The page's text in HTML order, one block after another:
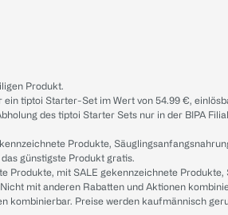
Produkt.
tiptoi Starter-Set im Wert von 54.99 €,
des tiptoi Starter Sets nur in der BIPA
Produkte,
günstigste Produkt gratis.
Produkte, mit SALE gekennzeichnete
mit anderen Rabatten und Aktionen
kombinierbar. Preise werden kaufmännisch